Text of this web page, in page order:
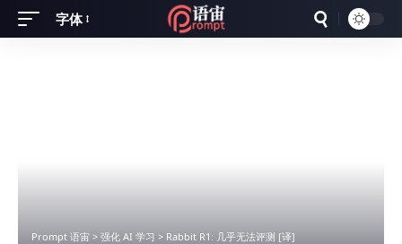
Font
字体
Prompt 语宙 > 强化 AI 学习 > Rabbit R1: 几乎无法评测 [译]